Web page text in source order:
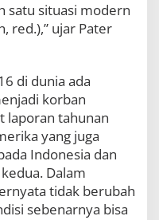
satu situasi modern
red.),” ujar Pater
di dunia ada
korban
laporan tahunan
yang juga
Indonesia dan
Dalam
tidak berubah
sebenarnya bisa